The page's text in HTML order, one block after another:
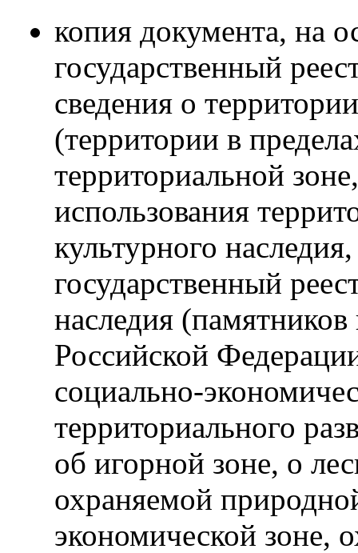
копия документа, на
государственный
сведения о
(территории в
территориальной
использования
культурного
государственный
наследия
Российской
социально-
территориального
об игорной зоне, о
охраняемой
экономической зоне,